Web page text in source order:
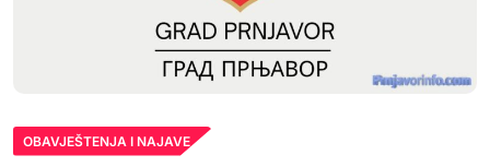
OBAVJEŠTENJA I NAJAVE